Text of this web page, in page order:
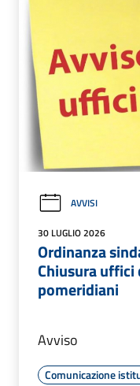
AVVISI
30 LUGLIO 2026
Ordinanza
Chiusura
pomeridiani
Avviso
Comunicazione